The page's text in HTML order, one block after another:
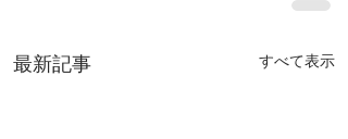
最新記事 すべて表示